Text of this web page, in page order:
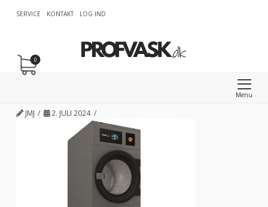
SERVICE KONTAKT LOG IND
Menu
0
JMJ 2. JULI 2024